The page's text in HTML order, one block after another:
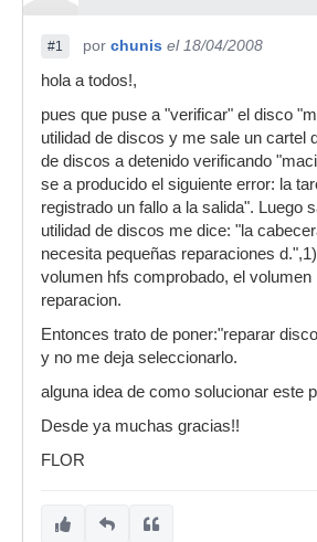
#1 por chunis el 18/04/2008
hola a todos!,
pues que puse a "verificar" el disco
utilidad de discos y me sale un cartel
de discos a detenido verificando
se a producido el siguiente error: la
registrado un fallo a la salida". Luego
utilidad de discos me dice: "la
necesita pequeñas reparaciones
volumen hfs comprobado, el volumen
reparacion.
Entonces trato de poner:"reparar
y no me deja seleccionarlo.
alguna idea de como solucionar este
Desde ya muchas gracias!!
FLOR